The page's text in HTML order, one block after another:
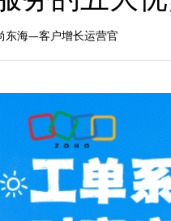
东海—客户增长运营官